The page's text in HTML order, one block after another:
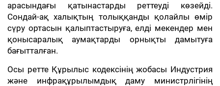
арасындағы қатынастарды реттеуді көзейді.
Сондай-ақ халықтың толыққанды қолайлы өмір
сүру ортасын қалыптастыруға, елді мекендер мен
қонысаралық аумақтарды орнықты дамытуға
бағытталған.
Осы ретте Құрылыс кодексінің жобасы Индустрия
және инфрақұрылымдық даму министрлігінің